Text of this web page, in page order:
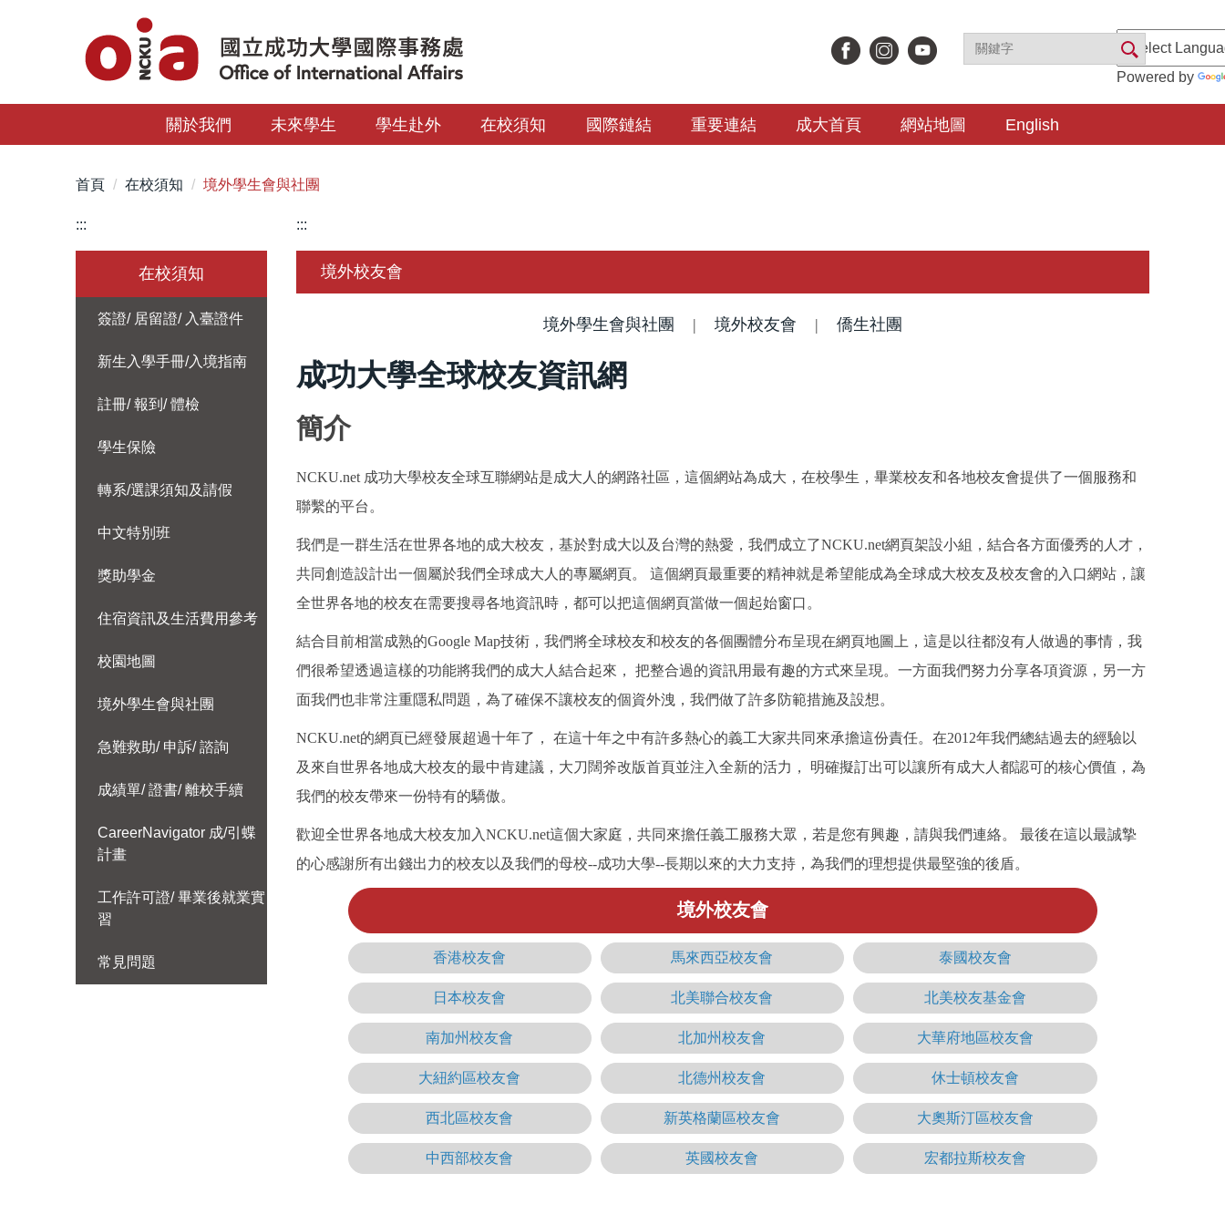
內
區
Powered by
關於我們 未來學生 學生赴外 在校須知 國際鏈結 重要連結 成大首頁 網站地圖 English
首頁 在校須知 境外學生會與社團
:::
在校須知
簽證/ 居留證/ 入臺證件
新生入學手冊/入境指南
註冊/ 報到/ 體檢
學生保險
轉系/選課須知及請假
中文特別班
獎助學金
住宿資訊及生活費用參考
校園地圖
境外學生會與社團
急難救助/ 申訴/ 諮詢
成績單/ 證書/ 離校手續
CareerNavigator 成/引蝶
計畫
工作許可證/ 畢業後就業實
習
常見問題
:::
境外校友會
境外學生會與社團 | 境外校友會 | 僑生社團
成功大學全球校友資訊網
簡介
NCKU.net 成功大學校友全球互聯網站是成大人的網路社區，這個網站為成大，在校學生，畢業校友和各地校友會提供了一個服務和
聯繫的平台。
我們是一群生活在世界各地的成大校友，基於對成大以及台灣的熱愛，我們成立了NCKU.net網頁架設小組，結合各方面優秀的人才，
共同創造設計出一個屬於我們全球成大人的專屬網頁。 這個網頁最重要的精神就是希望能成為全球成大校友及校友會的入口網站，讓
全世界各地的校友在需要搜尋各地資訊時，都可以把這個網頁當做一個起始窗口。
結合目前相當成熟的Google Map技術，我們將全球校友和校友的各個團體分布呈現在網頁地圖上，這是以往都沒有人做過的事情，我
們很希望透過這樣的功能將我們的成大人結合起來， 把整合過的資訊用最有趣的方式來呈現。一方面我們努力分享各項資源，另一方
面我們也非常注重隱私問題，為了確保不讓校友的個資外洩，我們做了許多防範措施及設想。
NCKU.net的網頁已經發展超過十年了， 在這十年之中有許多熱心的義工大家共同來承擔這份責任。在2012年我們總結過去的經驗以
及來自世界各地成大校友的最中肯建議，大刀闊斧改版首頁並注入全新的活力， 明確擬訂出可以讓所有成大人都認可的核心價值，為
我們的校友帶來一份特有的驕傲。
歡迎全世界各地成大校友加入NCKU.net這個大家庭，共同來擔任義工服務大眾，若是您有興趣，請與我們連絡。 最後在這以最誠摯
的心感謝所有出錢出力的校友以及我們的母校--成功大學--長期以來的大力支持，為我們的理想提供最堅強的後盾。
境外校友會
香港校友會 馬來西亞校友會 泰國校友會
日本校友會 北美聯合校友會 北美校友基金會
南加州校友會 北加州校友會 大華府地區校友會
大紐約區校友會 北德州校友會 休士頓校友會
西北區校友會 新英格蘭區校友會 大奧斯汀區校友會
中西部校友會 英國校友會 宏都拉斯校友會